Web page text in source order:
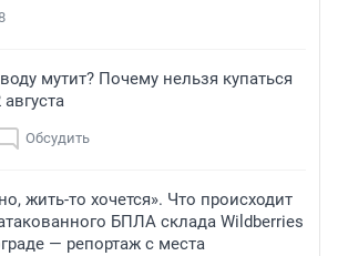
воду мутит? Почему нельзя купаться
Обсудить
жить-то хочется». Что происходит
БПЛА склада Wildberries
— репортаж с места